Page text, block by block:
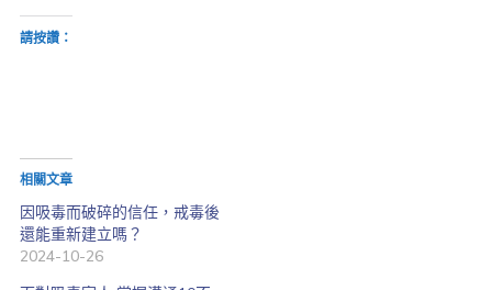
請按讚：
相關文章
因吸毒而破碎的信任，戒毒後
還能重新建立嗎？
2024-10-26